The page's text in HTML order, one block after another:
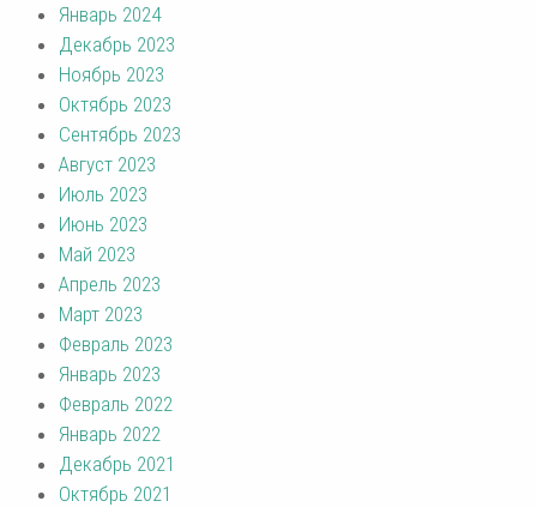
Январь 2024
Декабрь 2023
Ноябрь 2023
Октябрь 2023
Сентябрь 2023
Август 2023
Июль 2023
Июнь 2023
Май 2023
Апрель 2023
Март 2023
Февраль 2023
Январь 2023
Февраль 2022
Январь 2022
Декабрь 2021
Октябрь 2021